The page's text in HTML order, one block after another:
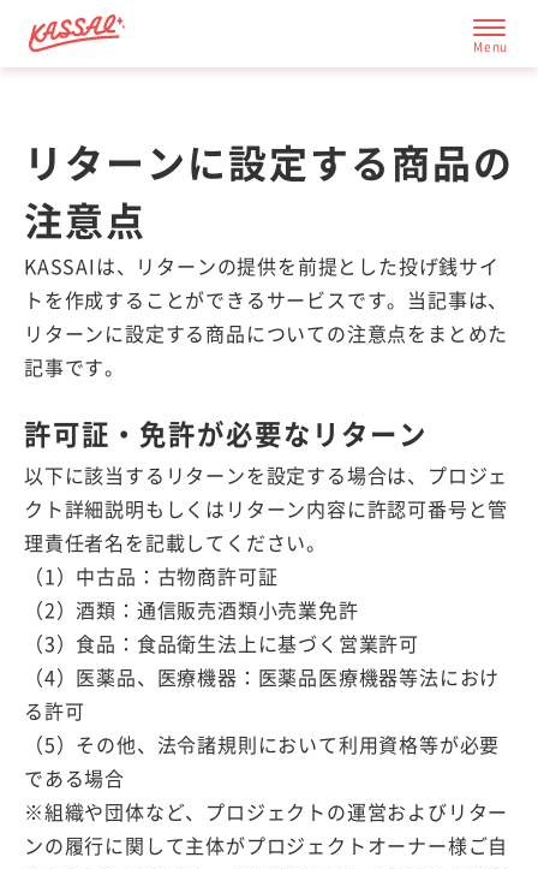
応援サイト一覧
リターンに設定する商品の
注意点
KASSAIは、リターンの提供を前提とした投げ銭サイ
トを作成することができるサービスです。当記事は、
リターンに設定する商品についての注意点をまとめた
記事です。
許可証・免許が必要なリターン
以下に該当するリターンを設定する場合は、プロジェ
クト詳細説明もしくはリターン内容に許認可番号と管
理責任者名を記載してください。
（1）中古品：古物商許可証
（2）酒類：通信販売酒類小売業免許
（3）食品：食品衛生法上に基づく営業許可
（4）医薬品、医療機器：医薬品医療機器等法におけ
る許可
（5）その他、法令諸規則において利用資格等が必要
である場合
※組織や団体など、プロジェクトの運営およびリター
ンの履行に関して主体がプロジェクトオーナー様ご自